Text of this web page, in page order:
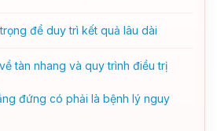
để duy trì kết quả lâu dài
tàn nhang và quy trình điều trị
đứng có phải là bệnh lý nguy